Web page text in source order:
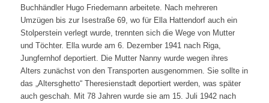
Buchhändler Hugo Friedemann arbeitete. Nach mehreren
Umzügen bis zur Isestraße 69, wo für Ella Hattendorf auch ein
Stolperstein verlegt wurde, trennten sich die Wege von Mutter
und Töchter. Ella wurde am 6. Dezember 1941 nach Riga,
Jungfernhof deportiert. Die Mutter Nanny wurde wegen ihres
Alters zunächst von den Transporten ausgenommen. Sie sollte in
das „Altersghetto“ Theresienstadt deportiert werden, was später
auch geschah. Mit 78 Jahren wurde sie am 15. Juli 1942 nach